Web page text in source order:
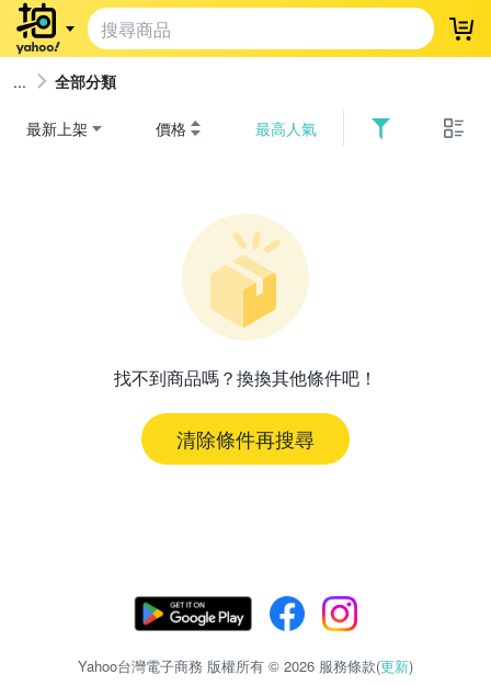
登
全部分類
最新上架 價格 最高人氣
找不到商品嗎？換換其他條件吧！
清除條件再搜尋
Yahoo台灣電子商務 版權所有 © 2026 服務條款(更新)